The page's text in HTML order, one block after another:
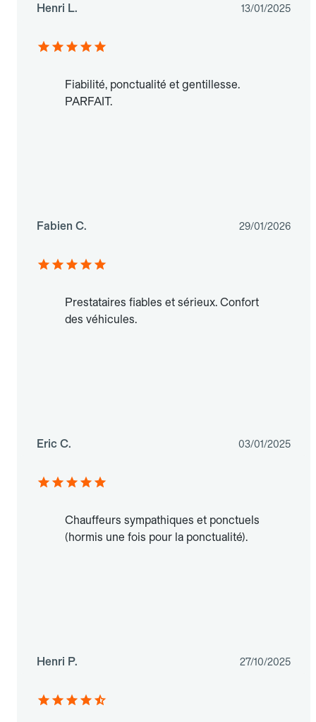
Henri L. 13/01/2025
Fiabilité, ponctualité et gentillesse.
PARFAIT.
Fabien C. 29/01/2026
Prestataires fiables et sérieux. Confort
des véhicules.
Eric C. 03/01/2025
Chauffeurs sympathiques et ponctuels
(hormis une fois pour la ponctualité).
Henri P. 27/10/2025